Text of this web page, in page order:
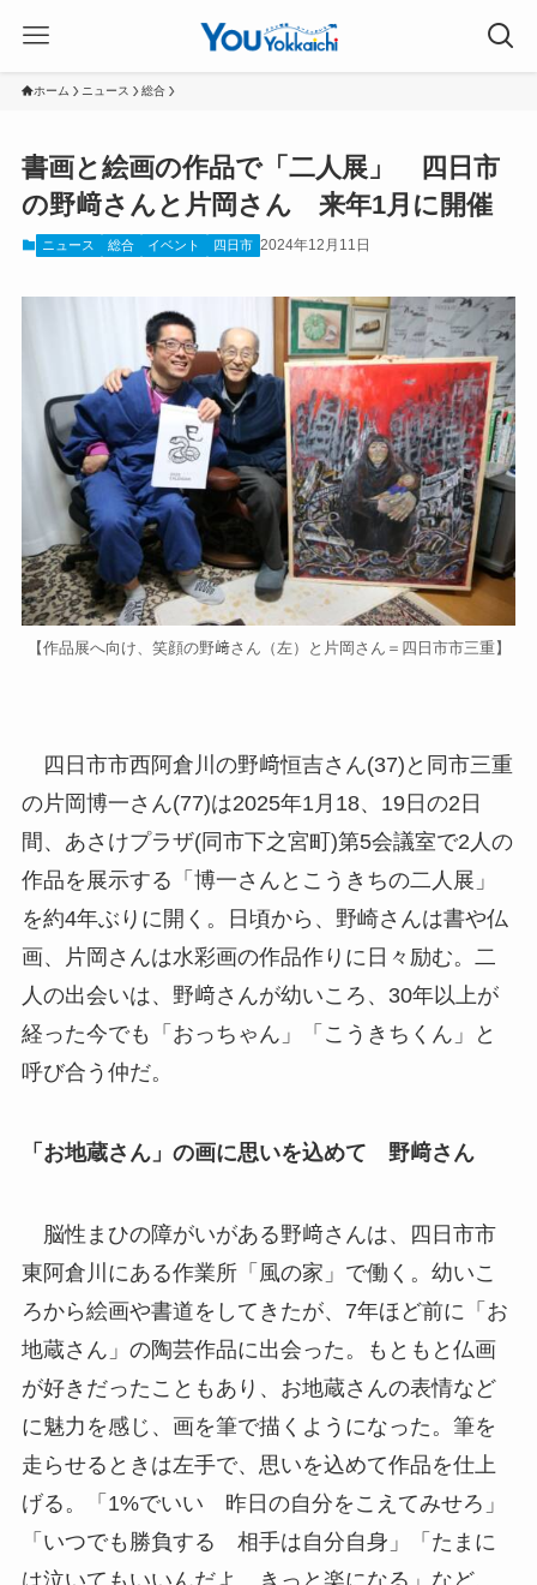
ホーム ニュース 総合
書画と絵画の作品で「二人展」 四日市
の野﨑さんと片岡さん 来年1月に開催
ニュース 総合 イベント 四日市 2024年12月11日
【作品展へ向け、笑顔の野﨑さん（左）と片岡さん＝四日市市三重】
四日市市西阿倉川の野﨑恒吉さん(37)と同市三重
の片岡博一さん(77)は2025年1月18、19日の2日
間、あさけプラザ(同市下之宮町)第5会議室で2人の
作品を展示する「博一さんとこうきちの二人展」
を約4年ぶりに開く。日頃から、野崎さんは書や仏
画、片岡さんは水彩画の作品作りに日々励む。二
人の出会いは、野﨑さんが幼いころ、30年以上が
経った今でも「おっちゃん」「こうきちくん」と
呼び合う仲だ。
「お地蔵さん」の画に思いを込めて 野﨑さん
脳性まひの障がいがある野﨑さんは、四日市市
東阿倉川にある作業所「風の家」で働く。幼いこ
ろから絵画や書道をしてきたが、7年ほど前に「お
地蔵さん」の陶芸作品に出会った。もともと仏画
が好きだったこともあり、お地蔵さんの表情など
に魅力を感じ、画を筆で描くようになった。筆を
走らせるときは左手で、思いを込めて作品を仕上
げる。「1%でいい 昨日の自分をこえてみせろ」
「いつでも勝負する 相手は自分自身」「たまに